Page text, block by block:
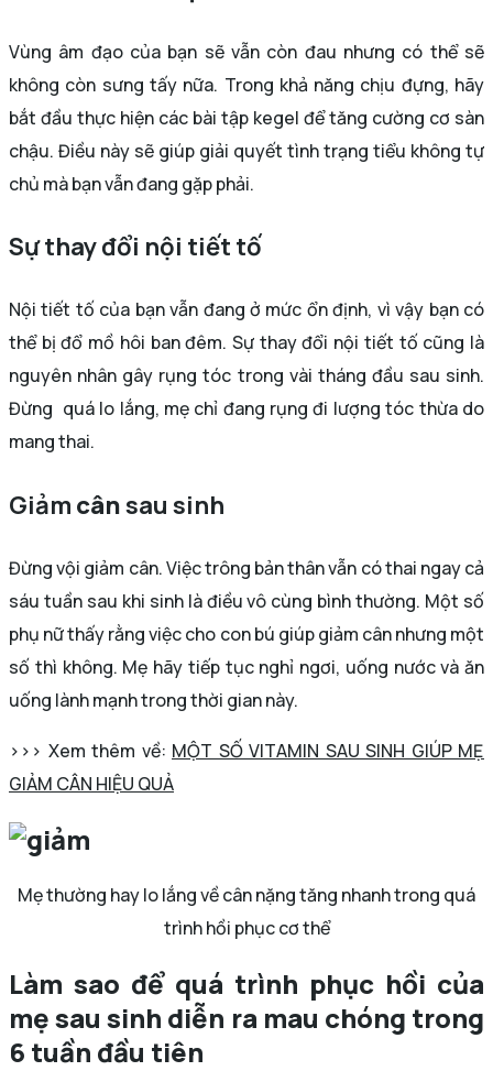
Vùng âm đạo của bạn sẽ vẫn còn đau nhưng có thể sẽ
không còn sưng tấy nữa. Trong khả năng chịu đựng, hãy
bắt đầu thực hiện các bài tập kegel để tăng cường cơ sàn
chậu. Điều này sẽ giúp giải quyết tình trạng tiểu không tự
chủ mà bạn vẫn đang gặp phải.
Sự thay đổi nội tiết tố
Nội tiết tố của bạn vẫn đang ở mức ổn định, vì vậy bạn có
thể bị đổ mồ hôi ban đêm. Sự thay đổi nội tiết tố cũng là
nguyên nhân gây rụng tóc trong vài tháng đầu sau sinh.
Đừng quá lo lắng, mẹ chỉ đang rụng đi lượng tóc thừa do
mang thai.
Giảm cânsau sinh
Đừng vội giảm cân. Việc trông bản thân vẫn có thai ngay cả
sáu tuần sau khi sinh là điều vô cùng bình thường. Một số
phụ nữ thấy rằng việc cho con bú giúp giảm cân nhưng một
số thì không. Mẹ hãy tiếp tục nghỉ ngơi, uống nước và ăn
uống lành mạnh trong thời gian này.
>>> Xem thêm về: MỘT SỐ VITAMIN SAU SINH GIÚP MẸ
GIẢM CÂN HIỆU QUẢ
Mẹ thường hay lo lắng về cân nặng tăng nhanh trong quá
trình hồi phục cơ thể
Làm sao để quá trình phục hồi của
mẹ sau sinh diễn ra mau chóng trong
6 tuần đầu tiên